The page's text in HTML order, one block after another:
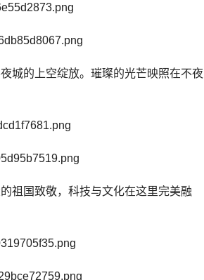
城的上空绽放。璀璨的光芒映照在不夜
祖国致敬，科技与文化在这里完美融